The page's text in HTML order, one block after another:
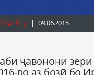
| 09.06.2015
ҷавонони
ро аз бозӣ бо